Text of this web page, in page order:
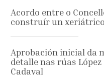
Acordo entre o
construír un
Aprobación inicial da
detalle nas rúas López
Cadaval